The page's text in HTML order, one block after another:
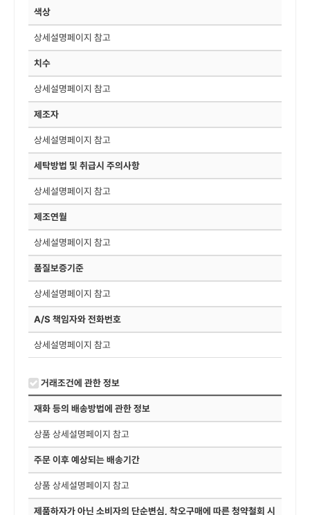
색상
상세설명페이지 참고
치수
상세설명페이지 참고
제조자
상세설명페이지 참고
세탁방법 및 취급시 주의사항
상세설명페이지 참고
제조연월
상세설명페이지 참고
품질보증기준
상세설명페이지 참고
A/S 책임자와 전화번호
상세설명페이지 참고
거래조건에 관한 정보
재화 등의 배송방법에 관한 정보
상품 상세설명페이지 참고
주문 이후 예상되는 배송기간
상품 상세설명페이지 참고
제품하자가 아닌 소비자의 단순변심, 착오구매에 따른 청약철회 시